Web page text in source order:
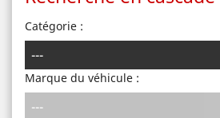
Catégorie :
Marque du véhicule :